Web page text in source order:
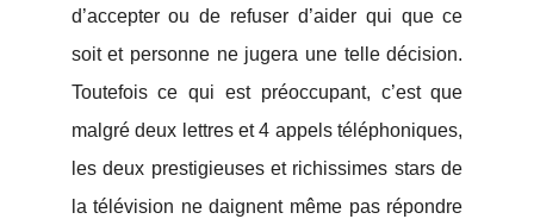
d’accepter ou de refuser d’aider qui que ce
soit et personne ne jugera une telle décision.
Toutefois ce qui est préoccupant, c’est que
malgré deux lettres et 4 appels téléphoniques,
les deux prestigieuses et richissimes stars de
la télévision ne daignent même pas répondre